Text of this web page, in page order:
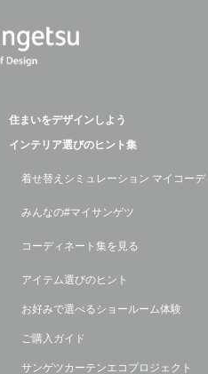
住まいをデザインしよう
インテリア選びのヒント集
着せ替えシミュレーション マイコーデ
みんなの#マイサンゲツ
コーディネート集を見る
アイテム選びのヒント
お好みで選べるショールーム体験
ご購入ガイド
サンゲツカーテンエコプロジェクト